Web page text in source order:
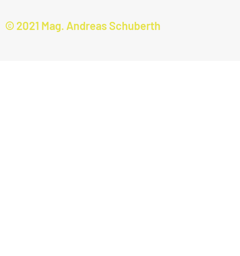
© 2021 Mag. Andreas Schuberth